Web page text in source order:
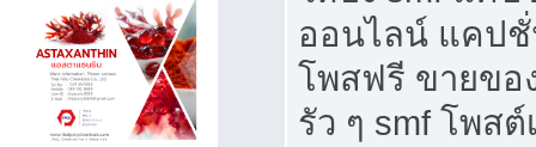
ออนไลน์ แคป
โพสฟรี ขายขอ
รัว ๆ smf โพส